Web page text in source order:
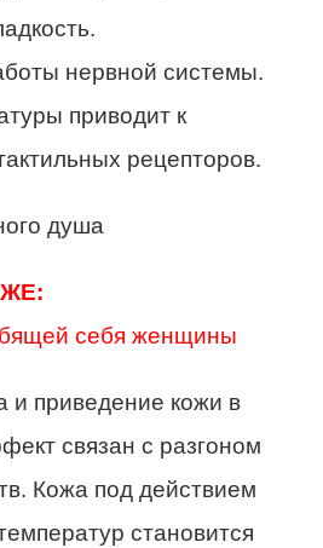
нервной системы.
приводит к
рецепторов.
себя женщины
и приведение кожи в
связан с разгоном
Кожа под действием
становится